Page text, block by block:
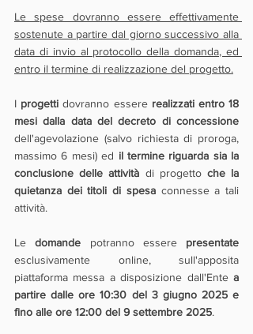
Le spese dovranno essere effettivamente
sostenute a partire dal giorno successivo alla
data di invio al protocollo della domanda, ed
entro il termine di realizzazione del progetto.
I progetti dovranno essere realizzati entro 18
mesi dalla data del decreto di concessione
dell'agevolazione (salvo richiesta di proroga,
massimo 6 mesi) ed il termine riguarda sia la
conclusione delle attività di progetto che la
quietanza dei titoli di spesa connesse a tali
attività.
Le domande potranno essere presentate
esclusivamente online, sull'apposita
piattaforma messa a disposizione dall'Ente a
partire dalle ore 10:30 del 3 giugno 2025 e
fino alle ore 12:00 del 9 settembre 2025.